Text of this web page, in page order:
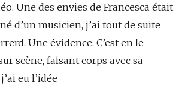
Une des envies de Francesca était
d’un musicien, j’ai tout de suite
Une évidence. C’est en le
scène, faisant corps avec sa
eu l’idée